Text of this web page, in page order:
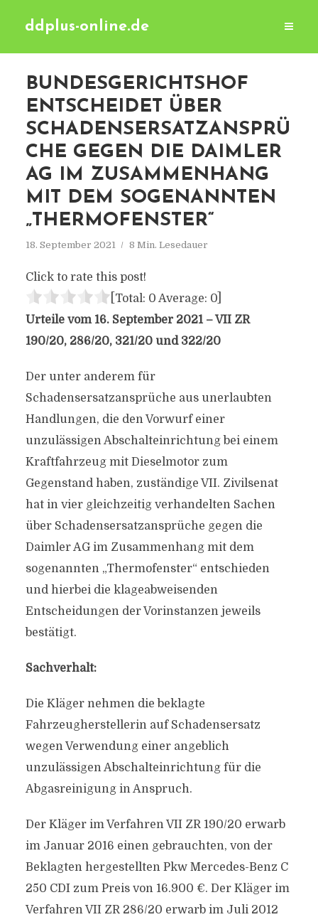
ddplus-online.de
BUNDESGERICHTSHOF
ENTSCHEIDET ÜBER
SCHADENSERSATZANSPRÜ
CHE GEGEN DIE DAIMLER
AG IM ZUSAMMENHANG
MIT DEM SOGENANNTEN
„THERMOFENSTER“
18. September 2021 8 Min. Lesedauer
Click to rate this post!
[Total: 0 Average: 0]
Urteile vom 16. September 2021 – VII ZR
190/20, 286/20, 321/20 und 322/20
Der unter anderem für
Schadensersatzansprüche aus unerlaubten
Handlungen, die den Vorwurf einer
unzulässigen Abschalteinrichtung bei einem
Kraftfahrzeug mit Dieselmotor zum
Gegenstand haben, zuständige VII. Zivilsenat
hat in vier gleichzeitig verhandelten Sachen
über Schadensersatzansprüche gegen die
Daimler AG im Zusammenhang mit dem
sogenannten „Thermofenster“ entschieden
und hierbei die klageabweisenden
Entscheidungen der Vorinstanzen jeweils
bestätigt.
Sachverhalt:
Die Kläger nehmen die beklagte
Fahrzeugherstellerin auf Schadensersatz
wegen Verwendung einer angeblich
unzulässigen Abschalteinrichtung für die
Abgasreinigung in Anspruch.
Der Kläger im Verfahren VII ZR 190/20 erwarb
im Januar 2016 einen gebrauchten, von der
Beklagten hergestellten Pkw Mercedes-Benz C
250 CDI zum Preis von 16.900 €. Der Kläger im
Verfahren VII ZR 286/20 erwarb im Juli 2012